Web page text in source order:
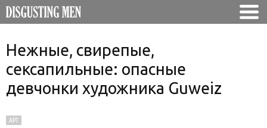
Нежные, свирепые,
сексапильные: опасные
девчонки художника Guweiz
АРТ